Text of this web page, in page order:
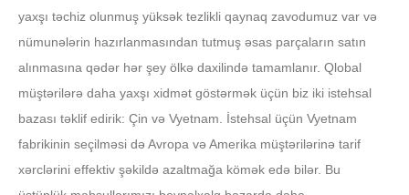
yaxşı təchiz olunmuş yüksək tezlikli qaynaq zavodumuz var və
nümunələrin hazırlanmasından tutmuş əsas parçaların satın
alınmasına qədər hər şey ölkə daxilində tamamlanır. Qlobal
müştərilərə daha yaxşı xidmət göstərmək üçün biz iki istehsal
bazası təklif edirik: Çin və Vyetnam. İstehsal üçün Vyetnam
fabrikinin seçilməsi də Avropa və Amerika müştərilərinə tarif
xərclərini effektiv şəkildə azaltmağa kömək edə bilər. Bu